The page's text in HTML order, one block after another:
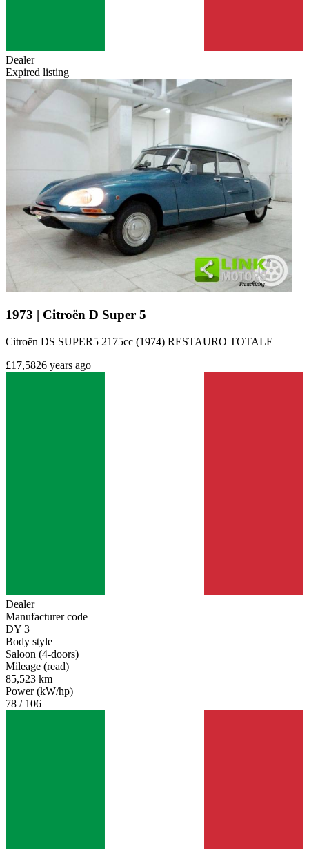
Dealer
Expired listing
1973 | Citroën D Super 5
Citroën DS SUPER5 2175cc (1974) RESTAURO TOTALE
£17,5826 years ago
Dealer
Manufacturer code
DY 3
Body style
Saloon (4-doors)
Mileage (read)
85,523 km
Power (kW/hp)
78 / 106